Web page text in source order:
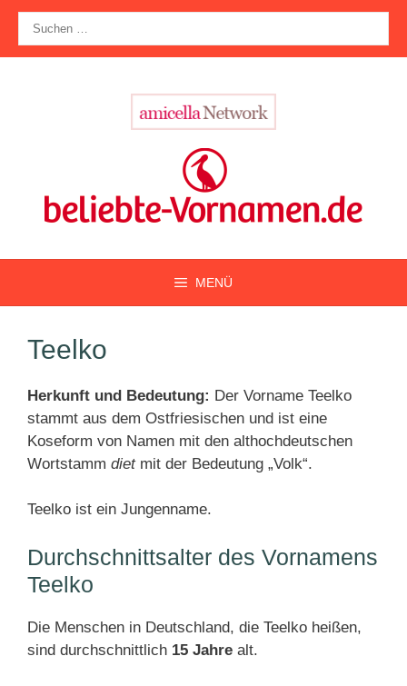
Zum
Inhalt
springen
nach:
MENÜ
Teelko
Herkunft und Bedeutung: Der Vorname Teelko
stammt aus dem Ostfriesischen und ist eine
Koseform von Namen mit den althochdeutschen
Wortstamm dietmit der Bedeutung „Volk“.
Teelko ist ein Jungenname.
Durchschnittsalter des Vornamens
Teelko
Die Menschen in Deutschland, die Teelko heißen,
sind durchschnittlich 15 Jahre alt.